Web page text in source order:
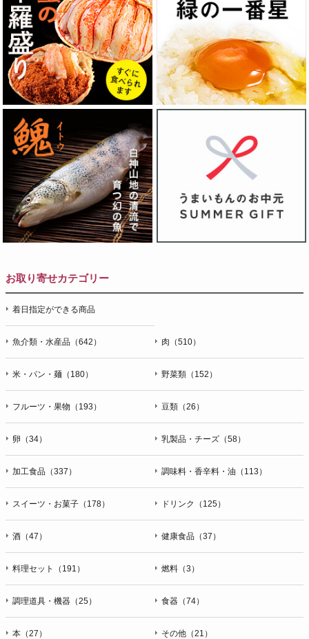
お取り寄せカテゴリー
着日指定ができる商品
魚介類・水産品（642） 肉（510）
米・パン・麺（180） 野菜類（152）
フルーツ・果物（193） 豆類（26）
卵（34） 乳製品・チーズ（58）
加工食品（337） 調味料・香辛料・油（113）
スイーツ・お菓子（178） ドリンク（125）
酒（47） 健康食品（37）
料理セット（191） 燃料（3）
調理道具・機器（25） 食器（74）
本（27） その他（21）